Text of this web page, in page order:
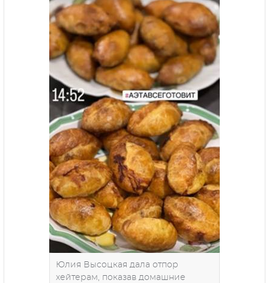
Юлия Высоцкая дала отпор
хейтерам, показав домашние